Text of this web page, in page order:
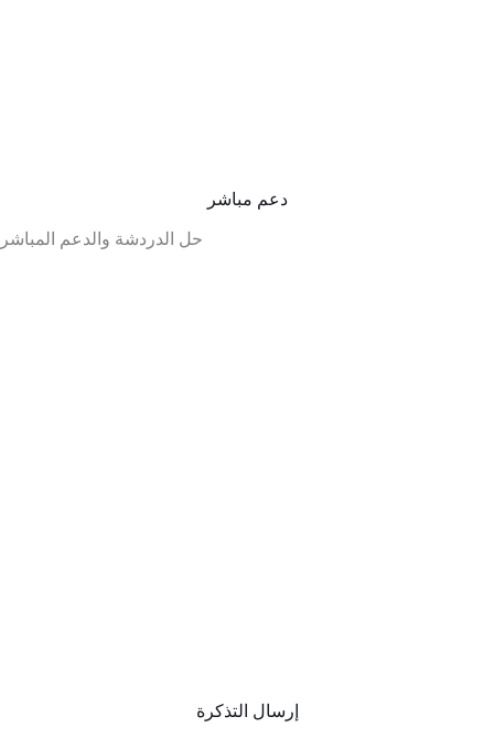
دعم مباشر
حل الدردشة والدعم المباشر
إرسال التذكرة